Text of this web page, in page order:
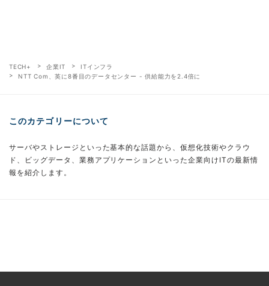
TECH+ 企業IT
ITインフラ
NTT Com、英に8番目のデータセンター - 供給能力を2.4倍に
このカテゴリーについて
サーバやストレージといった基本的な話題から、仮想化技術やクラウ
ド、ビッグデータ、業務アプリケーションといった企業向けITの最新情
報を紹介します。